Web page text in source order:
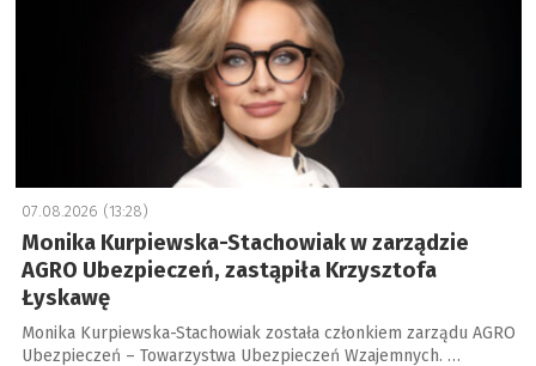
07.08.2026 (13:28)
Monika Kurpiewska-Stachowiak w zarządzie
AGRO Ubezpieczeń, zastąpiła Krzysztofa
Łyskawę
Monika Kurpiewska-Stachowiak została członkiem zarządu AGRO
Ubezpieczeń – Towarzystwa Ubezpieczeń Wzajemnych. …